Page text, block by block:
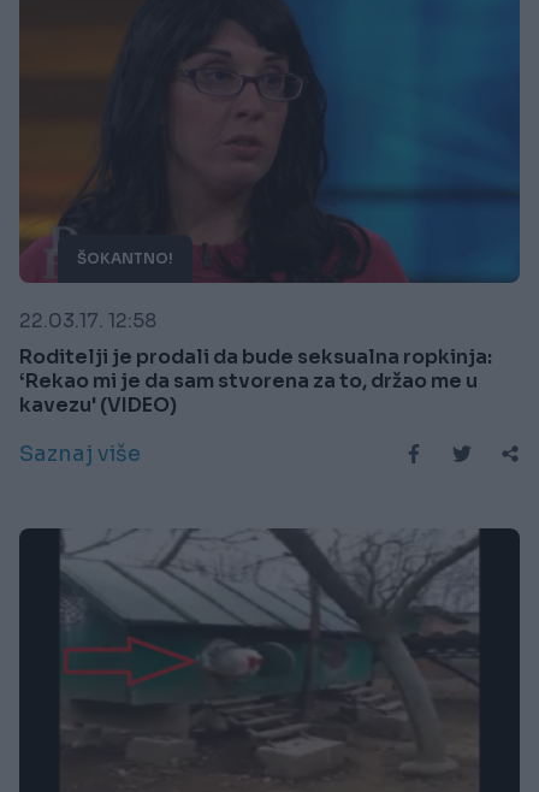
ŠOKANTNO!
22.03.17. 12:58
Roditelji je prodali da bude seksualna ropkinja:
‘Rekao mi je da sam stvorena za to, držao me u
kavezu' (VIDEO)
Saznaj više